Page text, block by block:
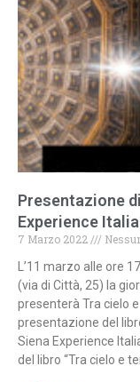
Presentazione
Experience
7 Marzo 2022
L’11 marzo alle ore
(via di Città, 25) la
presenterà Tra cielo
presentazione del
Siena Experience
del libro “Tra cielo e